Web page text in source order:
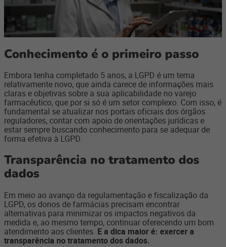
Conhecimento é o primeiro passo
Embora tenha completado 5 anos, a LGPD é um tema
relativamente novo, que ainda carece de informações mais
claras e objetivas sobre a sua aplicabilidade no varejo
farmacêutico, que por si só é um setor complexo. Com isso, é
fundamental se atualizar nos portais oficiais dos órgãos
reguladores, contar com apoio de orientações jurídicas e
estar sempre buscando conhecimento para se adequar de
forma efetiva à LGPD.
Transparência no tratamento dos
dados
Em meio ao avanço da regulamentação e fiscalização da
LGPD, os donos de farmácias precisam encontrar
alternativas para minimizar os impactos negativos da
medida e, ao mesmo tempo, continuar oferecendo um bom
atendimento aos clientes. E a dica maior é: exercer a
transparência no tratamento dos dados.